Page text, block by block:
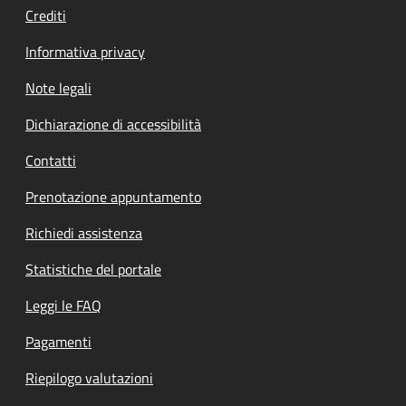
Crediti
Informativa privacy
Note legali
Dichiarazione di accessibilità
Contatti
Prenotazione appuntamento
Richiedi assistenza
Statistiche del portale
Leggi le FAQ
Pagamenti
Riepilogo valutazioni